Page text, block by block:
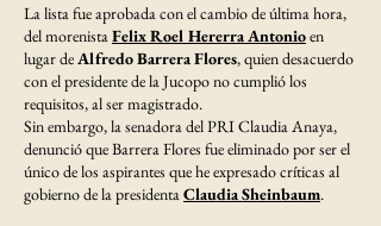
La lista fue aprobada con el cambio de última hora,
del morenistaFelix Roel Hererra Antonioen
lugar deAlfredo Barrera Flores, quien desacuerdo
con el presidente de la Jucopo no cumplió los
requisitos, al ser magistrado.
Sin embargo, la senadora del PRI Claudia Anaya,
denunció que Barrera Flores fue eliminado por ser el
único de los aspirantes que he expresado críticas al
gobierno de la presidentaClaudia Sheinbaum.